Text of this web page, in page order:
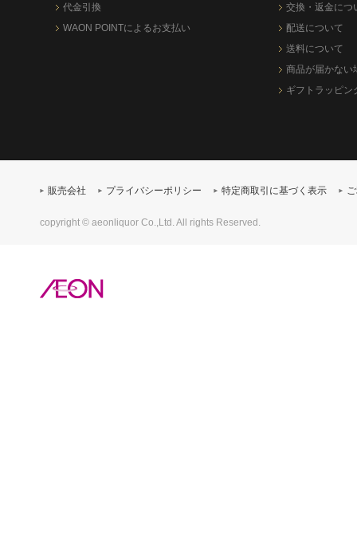
代金引換
WAON POINTによるお支払い
交換・返金につ
配送について
送料について
商品が届かない
ギフトラッピン
販売会社 プライバシーポリシー 特定商取引に基づく表示
copyright © aeonliquor Co.,Ltd. All rights Reserved.